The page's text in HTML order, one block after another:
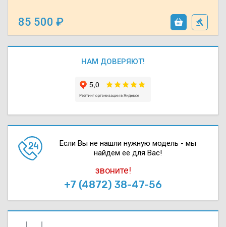
85 500
НАМ ДОВЕРЯЮТ!
Если Вы не нашли нужную модель - мы
найдем ее для Вас!
звоните!
+7 (4872) 38-47-56